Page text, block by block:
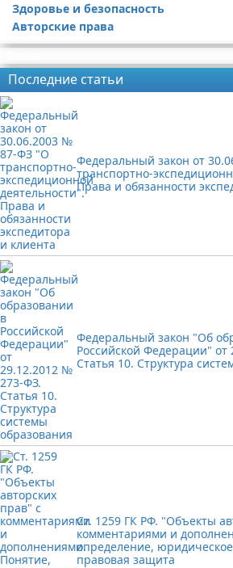
Здоровье и безопасность
Авторские права
Последние статьи
Федеральный закон от
транспортно-
Права и обязанности
Федеральный закон "Об
Российской Федерации"
Статья 10. Структура
Ст. 1259 ГК РФ. "Объекты
комментариями и
определение,
правовая защита